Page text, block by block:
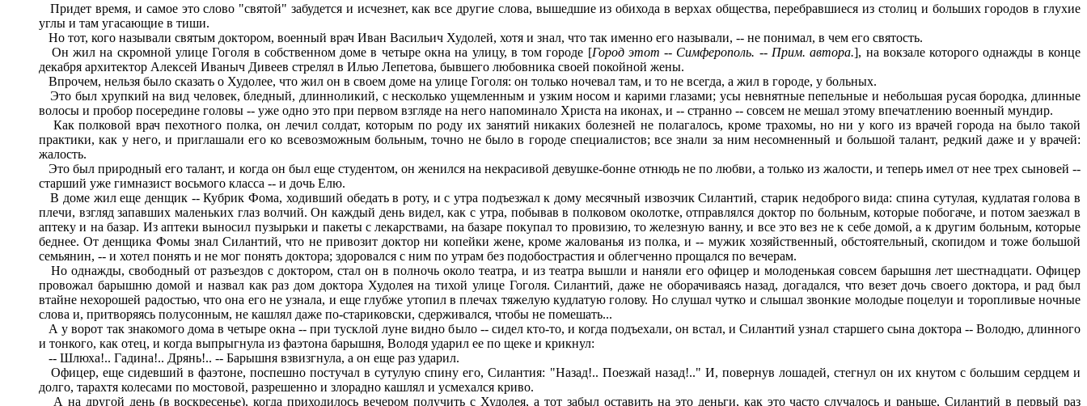
Придет время, и самое это слово "святой" забудется и исчезнет, как все другие слова, вышедшие из обихода в верхах общества, перебравшиеся из столиц и больших городов в глухие
углы и там угасающие в тиши.
Но тот, кого называли святым доктором, военный врач Иван Васильич Худолей, хотя и знал, что так именно его называли, -- не понимал, в чем его святость.
Он жил на скромной улице Гоголя в собственном доме в четыре окна на улицу, в том городе [Город этот -- Симферополь. -- Прим. автора.], на вокзале которого однажды в конце
декабря архитектор Алексей Иваныч Дивеев стрелял в Илью Лепетова, бывшего любовника своей покойной жены.
Впрочем, нельзя было сказать о Худолее, что жил он в своем доме на улице Гоголя: он только ночевал там, и то не всегда, а жил в городе, у больных.
Это был хрупкий на вид человек, бледный, длинноликий, с несколько ущемленным и узким носом и карими глазами; усы невнятные пепельные и небольшая русая бородка, длинные
волосы и пробор посередине головы -- уже одно это при первом взгляде на него напоминало Христа на иконах, и -- странно -- совсем не мешал этому впечатлению военный мундир.
Как полковой врач пехотного полка, он лечил солдат, которым по роду их занятий никаких болезней не полагалось, кроме трахомы, но ни у кого из врачей города на было такой
практики, как у него, и приглашали его ко всевозможным больным, точно не было в городе специалистов; все знали за ним несомненный и большой талант, редкий даже и у врачей:
жалость.
Это был природный его талант, и когда он был еще студентом, он женился на некрасивой девушке-бонне отнюдь не по любви, а только из жалости, и теперь имел от нее трех сыновей --
старший уже гимназист восьмого класса -- и дочь Елю.
В доме жил еще денщик -- Кубрик Фома, ходивший обедать в роту, и с утра подъезжал к дому месячный извозчик Силантий, старик недоброго вида: спина сутулая, кудлатая голова в
плечи, взгляд запавших маленьких глаз волчий. Он каждый день видел, как с утра, побывав в полковом околотке, отправлялся доктор по больным, которые побогаче, и потом заезжал в
аптеку и на базар. Из аптеки выносил пузырьки и пакеты с лекарствами, на базаре покупал то провизию, то железную ванну, и все это вез не к себе домой, а к другим больным, которые
беднее. От денщика Фомы знал Силантий, что не привозит доктор ни копейки жене, кроме жалованья из полка, и -- мужик хозяйственный, обстоятельный, скопидом и тоже большой
семьянин, -- и хотел понять и не мог понять доктора; здоровался с ним по утрам без подобострастия и облегченно прощался по вечерам.
Но однажды, свободный от разъездов с доктором, стал он в полночь около театра, и из театра вышли и наняли его офицер и молоденькая совсем барышня лет шестнадцати. Офицер
провожал барышню домой и назвал как раз дом доктора Худолея на тихой улице Гоголя. Силантий, даже не оборачиваясь назад, догадался, что везет дочь своего доктора, и рад был
втайне нехорошей радостью, что она его не узнала, и еще глубже утопил в плечах тяжелую кудлатую голову. Но слушал чутко и слышал звонкие молодые поцелуи и торопливые ночные
слова и, притворяясь полусонным, не кашлял даже по-стариковски, сдерживался, чтобы не помешать...
А у ворот так знакомого дома в четыре окна -- при тусклой луне видно было -- сидел кто-то, и когда подъехали, он встал, и Силантий узнал старшего сына доктора -- Володю, длинного
и тонкого, как отец, и когда выпрыгнула из фаэтона барышня, Володя ударил ее по щеке и крикнул:
-- Шлюха!.. Гадина!.. Дрянь!.. -- Барышня взвизгнула, а он еще раз ударил.
Офицер, еще сидевший в фаэтоне, поспешно постучал в сутулую спину его, Силантия: "Назад!.. Поезжай назад!.." И, повернув лошадей, стегнул он их кнутом с большим сердцем и
долго, тарахтя колесами по мостовой, разрешенно и злорадно кашлял и усмехался криво.
А на другой день (в воскресенье), когда приходилось вечером получить с Худолея, а тот забыл оставить на это деньги, как это часто случалось и раньше, Силантий в первый раз